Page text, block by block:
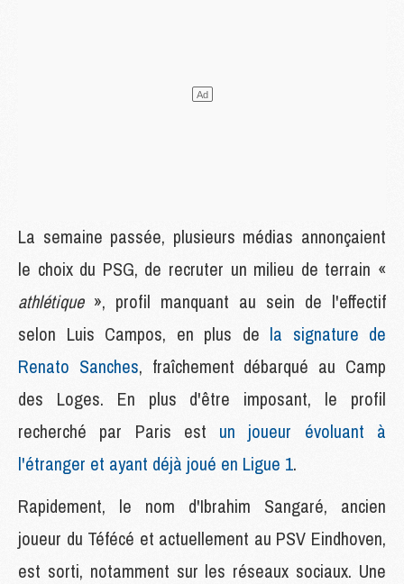
La semaine passée, plusieurs médias annonçaient
le choix du PSG, de recruter un milieu de terrain «
athlétique », profil manquant au sein de l'effectif
selon Luis Campos, en plus de la signature de
Renato Sanches, fraîchement débarqué au Camp
des Loges. En plus d'être imposant, le profil
recherché par Paris est un joueur évoluant à
l'étranger et ayant déjà joué en Ligue 1.
Rapidement, le nom d'Ibrahim Sangaré, ancien
joueur du Téfécé et actuellement au PSV Eindhoven,
est sorti, notamment sur les réseaux sociaux. Une